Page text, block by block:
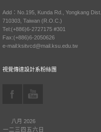
Add：No.195, Kunda Rd., Yongkang
710303, Taiwan (R.O.C.)
Tel:(+886)6-2727175 #301
Fax:(+886)6-2050626
e-mail:ksitvcd@mail.ksu.edu.tw
視覺傳達設計系粉絲團
八月 2026
一 二 三 四 五 六 日